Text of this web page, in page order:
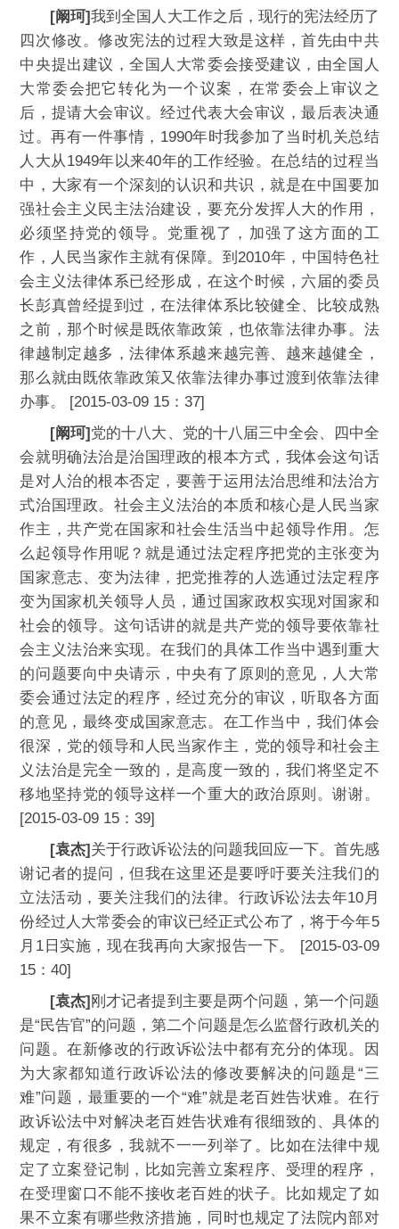
[阚珂]我到全国人大工作之后，现行的宪法经历了
四次修改。修改宪法的过程大致是这样，首先由中共
中央提出建议，全国人大常委会接受建议，由全国人
大常委会把它转化为一个议案，在常委会上审议之
后，提请大会审议。经过代表大会审议，最后表决通
过。再有一件事情，1990年时我参加了当时机关总结
人大从1949年以来40年的工作经验。在总结的过程当
中，大家有一个深刻的认识和共识，就是在中国要加
强社会主义民主法治建设，要充分发挥人大的作用，
必须坚持党的领导。党重视了，加强了这方面的工
作，人民当家作主就有保障。到2010年，中国特色社
会主义法律体系已经形成，在这个时候，六届的委员
长彭真曾经提到过，在法律体系比较健全、比较成熟
之前，那个时候是既依靠政策，也依靠法律办事。法
律越制定越多，法律体系越来越完善、越来越健全，
那么就由既依靠政策又依靠法律办事过渡到依靠法律
办事。 [2015-03-09 15：37]
[阚珂]党的十八大、党的十八届三中全会、四中全
会就明确法治是治国理政的根本方式，我体会这句话
是对人治的根本否定，要善于运用法治思维和法治方
式治国理政。社会主义法治的本质和核心是人民当家
作主，共产党在国家和社会生活当中起领导作用。怎
么起领导作用呢？就是通过法定程序把党的主张变为
国家意志、变为法律，把党推荐的人选通过法定程序
变为国家机关领导人员，通过国家政权实现对国家和
社会的领导。这句话讲的就是共产党的领导要依靠社
会主义法治来实现。在我们的具体工作当中遇到重大
的问题要向中央请示，中央有了原则的意见，人大常
委会通过法定的程序，经过充分的审议，听取各方面
的意见，最终变成国家意志。在工作当中，我们体会
很深，党的领导和人民当家作主，党的领导和社会主
义法治是完全一致的，是高度一致的，我们将坚定不
移地坚持党的领导这样一个重大的政治原则。谢谢。
[2015-03-09 15：39]
[袁杰]关于行政诉讼法的问题我回应一下。首先感
谢记者的提问，但我在这里还是要呼吁要关注我们的
立法活动，要关注我们的法律。行政诉讼法去年10月
份经过人大常委会的审议已经正式公布了，将于今年5
月1日实施，现在我再向大家报告一下。 [2015-03-09
15：40]
[袁杰]刚才记者提到主要是两个问题，第一个问题
是“民告官”的问题，第二个问题是怎么监督行政机关的
问题。在新修改的行政诉讼法中都有充分的体现。因
为大家都知道行政诉讼法的修改要解决的问题是“三
难”问题，最重要的一个“难”就是老百姓告状难。在行
政诉讼法中对解决老百姓告状难有很细致的、具体的
规定，有很多，我就不一一列举了。比如在法律中规
定了立案登记制，比如完善立案程序、受理的程序，
在受理窗口不能不接收老百姓的状子。比如规定了如
果不立案有哪些救济措施，同时也规定了法院内部对